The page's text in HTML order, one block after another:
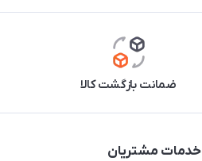
ضمانت بازگشت کالا
خدمات مشتریان